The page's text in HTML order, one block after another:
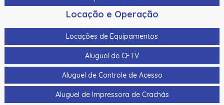
Locação e Operação
Locações de Equipamentos
Aluguel de CFTV
Aluguel de Controle de Acesso
Aluguel de Impressora de Crachás